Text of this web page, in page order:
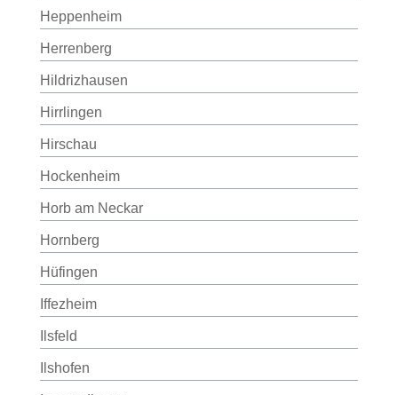
Heppenheim
Herrenberg
Hildrizhausen
Hirrlingen
Hirschau
Hockenheim
Horb am Neckar
Hornberg
Hüfingen
Iffezheim
Ilsfeld
Ilshofen